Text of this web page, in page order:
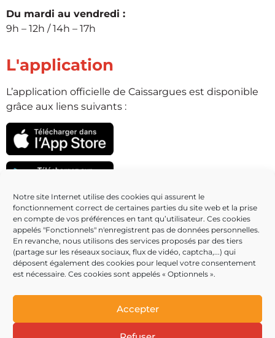
Notre site Internet utilise des cookies qui assurent le
fonctionnement correct de certaines parties du site web et la prise
en compte de vos préférences en tant qu’utilisateur. Ces cookies
appelés "Fonctionnels" n'enregistrent pas de données personnelles.
En revanche, nous utilisons des services proposés par des tiers
(partage sur les réseaux sociaux, flux de vidéo, captcha,...) qui
déposent également des cookies pour lequel votre consentement
est nécessaire. Ces cookies sont appelés « Optionnels ».
Accepter
Du mardi au vendredi :
9h – 12h / 14h – 17h
L'application
L’application officielle de Caissargues est disponible
grâce aux liens suivants :
Partenaires